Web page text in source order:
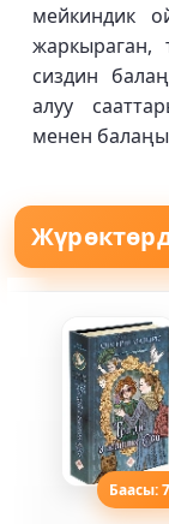
мейкиндик
жаркыраган,
сиздин
алуу
менен
Баасы: